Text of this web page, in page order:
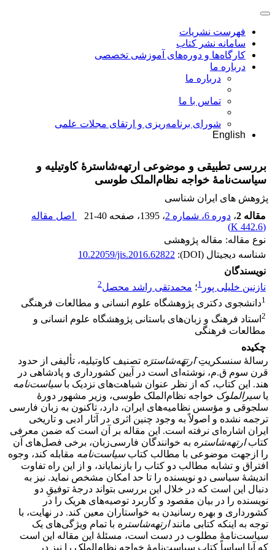
فهرست نشریات
سامانه نشر کتاب
کارگاه‌ها و دوره‌های آموزشی تخصصی
درباره ما
درباره ما
تماس با ما
شورای برنامه‌ریزی و ارتقای مجلات علمی
English
بررسی تطبیقی‌ و موضوعی ارتهه‌شاسترۀ کاوتیلیه و
سیاست‌نامۀ خواجه نظام‌الملک طوسی
پژوهش های ایران شناسی
مقاله 2
، دوره 6، شماره 2 ، 1395 ، صفحه 21-40
اصل مقاله
(
442.6 K
)
نوع مقاله: مقاله پژوهشی
شناسه دیجیتال (DOI):
10.22059/jis.2016.62822
نویسندگان
نازنین خلیلی پور 1؛ محمدتقی راشد محصل2
1دانشجوی دکتری پژوهشگاه علوم انسانی و مطالعات فرهنگی
2 استاد فرهنگ و زبان‌های باستانی پژوهشگاه علوم انسانی و
مطالعات فرهنگی
چکیده
رسالۀ سنسکریتِ َارتهَه‌شاسترَه تصنیف کاوتیلیه، تألیفی از حدود
قرن سوم ق.‌م، نوشته‌ای است در آیین کشورداری و پادشاهی در
هند. این کتاب، که از نظر عنوان شباهت‌های نزدیک باسیاست‌نامه
یا سیرالملوک خواجه ‌نظام‌الملک طوسی، وزیر مشهور دورۀ
سلجوقی و مؤسس نظامیه‌های ایران، دارد، تاکنون به زبان فارسی
ترجمه نشده و اصولاً به وجود چنین اثری در آثار ادبی و تاریخی
ایران اشاره‌ای نرفته‌ است. این مقاله بر آن است که ضمن معرفی
کتابارتهه‌شاستره به خوانندگان فارسی‌زبان، برخی فصل‌های آن
را ازجهت موضوعی با مطالب کتابسیاست‌نامه مقابله کند، وجوه
افتراق و تشابه مطالب دو کتاب را بازنمایاند، و از این‌ راه تفاوت
اندیشۀ سیاسی دو نویسنده را تا حد امکان مشخص نماید. نیز به
دنبال این است که در خلال این بررسی بتواند درجۀ توفیقِ دو
نویسنده را در بیان مقصود و کاربرد توصیه‌های هریک را در
کشورداری و بهره ‌رسانیدن به خواستاران معین کند. در نهایت، با
توجه به اینکه کتابی مانندارتههشاستره با تمام ویژگی‌های یک
سیاست‌نامۀ مطلوب در دست است، مسئلۀ این مقاله این است
که آیا اساساً کتاب سیاست‌نامۀ خواجه نظام‌الملک را نیز در